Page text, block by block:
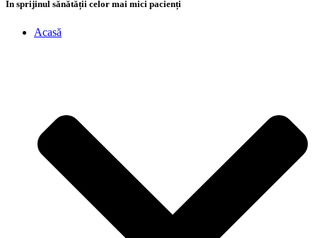
În sprijinul sănătății celor mai mici pacienți
Acasă